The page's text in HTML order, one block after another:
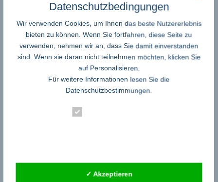
lholtkemper@connect.de
https://www.weka-media-publishing.de/
Pressekontakt
CREAM COMMUNICATION
Schauenburgerstrasse 37
WEKA@cream-communication.com
Datenschutzbedingungen
Wir verwenden Cookies, um Ihnen das beste Nutzererlebnis
bieten zu können. Wenn Sie fortfahren, diese Seite zu
verwenden, nehmen wir an, dass Sie damit einverstanden
sind. Wenn sie daran nicht teilnehmen möchten, klicken Sie
auf Personalisieren.
Für weitere Informationen lesen Sie die
Datenschutzbestimmungen.
✓ Akzeptieren